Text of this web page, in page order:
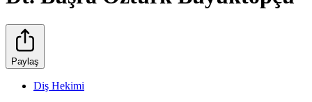
Paylaş
Diş Hekimi